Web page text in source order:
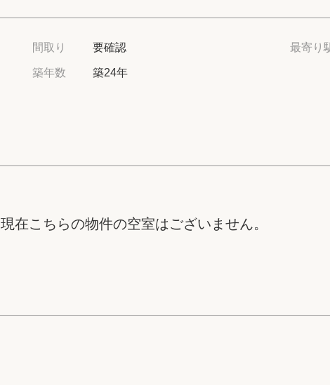
高級賃貸物件コラム
間取り 要確認
築年数 築24年
最寄り
現在こちらの物件の空室はございません。